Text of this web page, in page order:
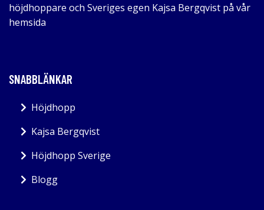
höjdhoppare och Sveriges egen Kajsa Bergqvist på vår
hemsida
SNABBLÄNKAR
Höjdhopp
Kajsa Bergqvist
Höjdhopp Sverige
Blogg